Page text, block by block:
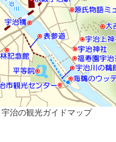
宇治の観光ガイドマップ